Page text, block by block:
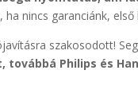
ha nincs garanciánk,
szakosodott!
továbbá Philips és